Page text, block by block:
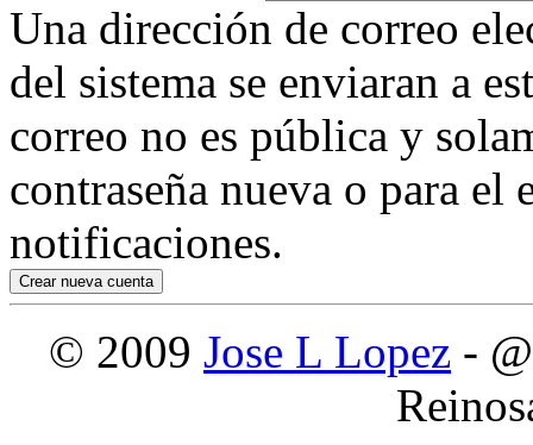
Una dirección de correo
del sistema se enviaran a
correo no es pública y
contraseña nueva o para
notificaciones.
© 2009 Jose L Lopez -